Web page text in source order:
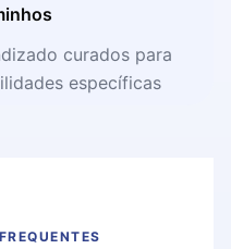
curados para
específicas